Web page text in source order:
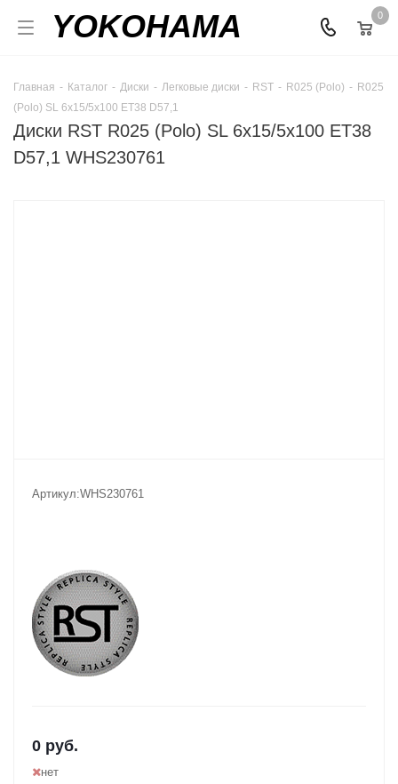
YOKOHAMA 0
Главная - Каталог - Диски - Легковые диски - RST - R025 (Polo) - R025
(Polo) SL 6x15/5x100 ET38 D57,1
Диски RST R025 (Polo) SL 6x15/5x100 ET38
D57,1 WHS230761
Артикул:WHS230761
0 руб.
нет